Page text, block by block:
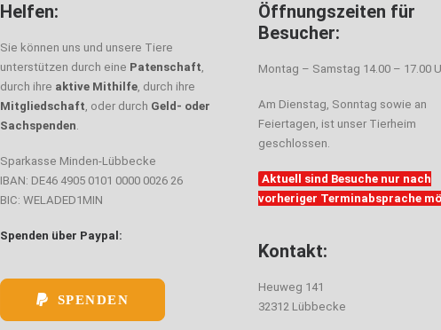
Helfen:
Sie können uns und unsere Tiere
unterstützen durch eine Patenschaft,
durch ihre aktive Mithilfe, durch ihre
Mitgliedschaft, oder durch Geld- oder
Sachspenden.
Sparkasse Minden-Lübbecke
IBAN: DE46 4905 0101 0000 0026 26
BIC: WELADED1MIN
Spenden über Paypal:
SPENDEN
Öffnungszeiten für
Besucher:
Montag – Samstag 14.00 – 17.00
Am Dienstag, Sonntag sowie an
Feiertagen, ist unser Tierheim
geschlossen.
Aktuell sind Besuche nur nach
vorheriger Terminabsprache
Kontakt:
Heuweg 141
32312 Lübbecke